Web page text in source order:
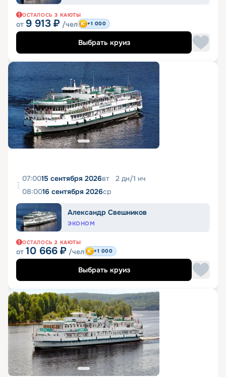
ОСТАЛОСЬ 3 КАЮТЫ
от 9 913 ₽ /чел +1 000
Выбрать круиз
07:0015 сентября 2026вт 2 дн/1 нч
08:0016 сентября 2026ср
Александр Свешников
ЭКОНОМ
ОСТАЛОСЬ 2 КАЮТЫ
от 10 666 ₽ /чел +1 000
Выбрать круиз